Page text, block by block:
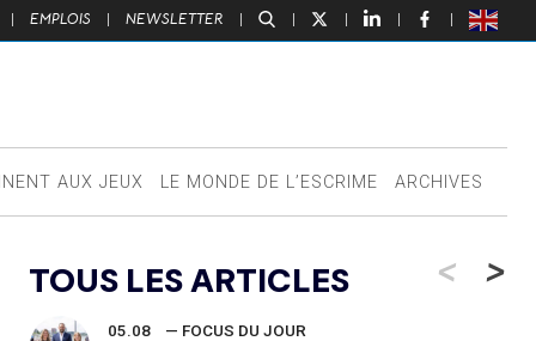
| EMPLOIS | NEWSLETTER | | | | |
AUX JEUX LE MONDE DE L’ESCRIME ARCHIVES
TOUS LES ARTICLES <
05.08 — FOCUS DU JOUR
>